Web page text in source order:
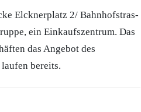
Elcknerplatz 2/ Bahnhofstras-
ein Einkaufszentrum. Das
das Angebot des
bereits.